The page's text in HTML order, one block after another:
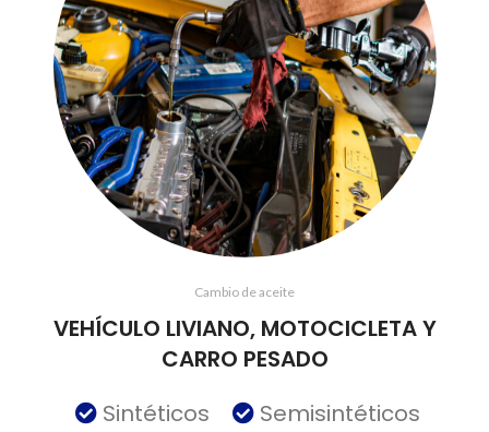
Cambio de aceite
VEHÍCULO LIVIANO, MOTOCICLETA Y
CARRO PESADO
Sintéticos
Semisintéticos